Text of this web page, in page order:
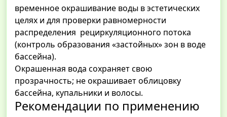
временное окрашивание воды в эстетических
целях и для проверки равномерности
распределения рециркуляционного потока
(контроль образования «застойных» зон в воде
бассейна).
Окрашенная вода сохраняет свою
прозрачность; не окрашивает облицовку
бассейна, купальники и волосы.
Рекомендации по применению